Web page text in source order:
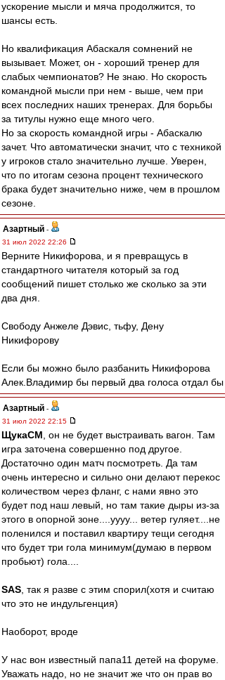
ускорение мысли и мяча продолжится, то
шансы есть.
Но квалификация Абаскаля сомнений не
вызывает. Может, он - хороший тренер для
слабых чемпионатов? Не знаю. Но скорость
командной мысли при нем - выше, чем при
всех последних наших тренерах. Для борьбы
за титулы нужно еще много чего.
Но за скорость командной игры - Абаскалю
зачет. Что автоматически значит, что с техникой
у игроков стало значительно лучше. Уверен,
что по итогам сезона процент технического
брака будет значительно ниже, чем в прошлом
сезоне.
Азартный -
31 июл 2022 22:26
Верните Никифорова, и я превращусь в
стандартного читателя который за год
сообщений пишет столько же сколько за эти
два дня.
Свободу Анжеле Дэвис, тьфу, Дену
Никифорову
Если бы можно было разбанить Никифорова
Алек.Владимир бы первый два голоса отдал бы
Азартный -
31 июл 2022 22:15
ЩукаСМ , он не будет выстраивать вагон. Там
игра заточена совершенно под другое.
Достаточно один матч посмотреть. Да там
очень интересно и сильно они делают перекос
количеством через фланг, с нами явно это
будет под наш левый, но там такие дыры из-за
этого в опорной зоне....уууу... ветер гуляет....не
поленился и поставил квартиру тещи сегодня
что будет три гола минимум(думаю в первом
пробьют) гола....
SAS , так я разве с этим спорил(хотя и считаю
что это не индульгенция)
Наоборот, вроде
У нас вон известный папа11 детей на форуме.
Уважать надо, но не значит же что он прав во